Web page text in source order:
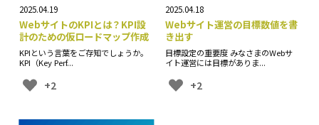
2025.04.19
WebサイトのKPIとは？KPI設
計のための仮ロードマップ作成
KPIという言葉をご存知でしょうか。
KPI（Key Perf...
+2
2025.04.18
Webサイト運営の目標数値を書
き出す
目標設定の重要度 みなさまのWebサ
イト運営には目標がありま...
+2